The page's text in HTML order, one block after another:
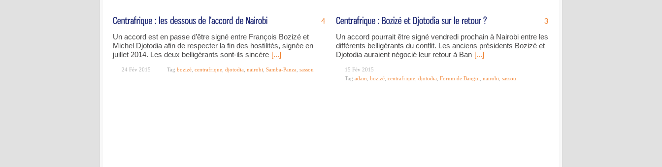
4
Un accord est en passe d’être signé entre François Bozizé et
Michel Djotodia afin de respecter la fin des hostilités, signée en
juillet 2014. Les deux belligérants sont-ils sincère [...]
24 Fév 2015 Tag bozizé centrafrique djotodia nairobi Samba-Panza sassou
3
Un accord pourrait être signé vendredi prochain à Nairobi entre les
différents belligérants du conflit. Les anciens présidents Bozizé et
Djotodia auraient négocié leur retour à Ban [...]
15 Fév 2015
Tag adam bozizé centrafrique djotodia Forum de Bangui nairobi sassou